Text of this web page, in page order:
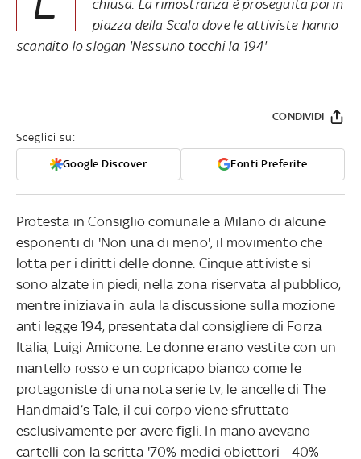
chiusa. La rimostranza è proseguita poi in
piazza della Scala dove le attiviste hanno
scandito lo slogan 'Nessuno tocchi la 194'
Sceglici su:
Google Discover Fonti Preferite
CONDIVIDI
Protesta in Consiglio comunale a Milano di alcune
esponenti di 'Non una di meno', il movimento che
lotta per i diritti delle donne. Cinque attiviste si
sono alzate in piedi, nella zona riservata al pubblico,
mentre iniziava in aula la discussione sulla mozione
anti legge 194, presentata dal consigliere di Forza
Italia, Luigi Amicone. Le donne erano vestite con un
mantello rosso e un copricapo bianco come le
protagoniste di una nota serie tv, le ancelle di The
Handmaid’s Tale, il cui corpo viene sfruttato
esclusivamente per avere figli. In mano avevano
cartelli con la scritta '70% medici obiettori - 40%